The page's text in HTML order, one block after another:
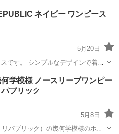
ランドで、セレクトショップで購
日本だと
ブランド
ネイビー ワンピース
5月20日
です。 シンプルなデザインで着や
っているため、出品することにし
た。 2,3回着用しました。 - ブランド: BANANA REPUBLIC ...
ピース ネイビー
学模様 ノースリーブワンピー
ブリック
5月8日
パブリック）の幾何学模様のホワ